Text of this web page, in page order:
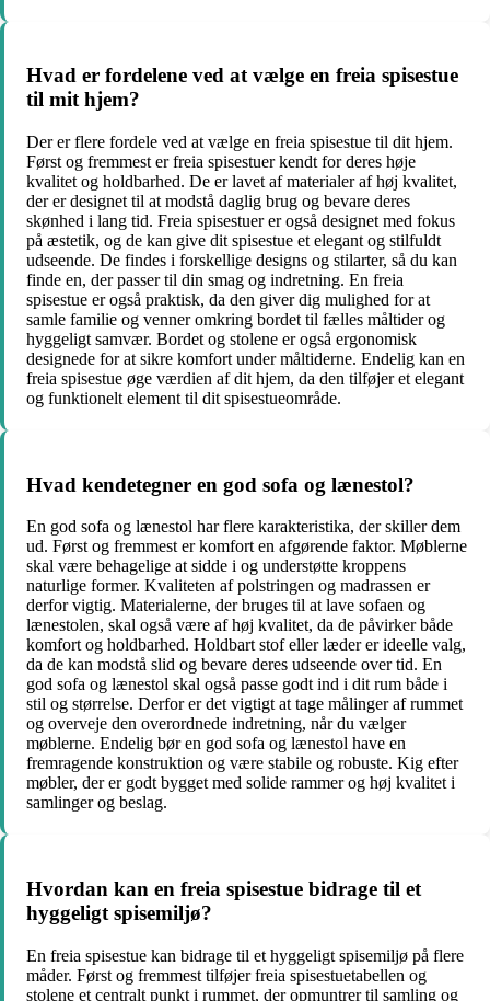
Hvad er fordelene ved at vælge en freia spisestue
til mit hjem?
Der er flere fordele ved at vælge en freia spisestue til dit hjem.
Først og fremmest er freia spisestuer kendt for deres høje
kvalitet og holdbarhed. De er lavet af materialer af høj kvalitet,
der er designet til at modstå daglig brug og bevare deres
skønhed i lang tid. Freia spisestuer er også designet med fokus
på æstetik, og de kan give dit spisestue et elegant og stilfuldt
udseende. De findes i forskellige designs og stilarter, så du kan
finde en, der passer til din smag og indretning. En freia
spisestue er også praktisk, da den giver dig mulighed for at
samle familie og venner omkring bordet til fælles måltider og
hyggeligt samvær. Bordet og stolene er også ergonomisk
designede for at sikre komfort under måltiderne. Endelig kan en
freia spisestue øge værdien af dit hjem, da den tilføjer et elegant
og funktionelt element til dit spisestueområde.
Hvad kendetegner en god sofa og lænestol?
En god sofa og lænestol har flere karakteristika, der skiller dem
ud. Først og fremmest er komfort en afgørende faktor. Møblerne
skal være behagelige at sidde i og understøtte kroppens
naturlige former. Kvaliteten af ​​polstringen og madrassen er
derfor vigtig. Materialerne, der bruges til at lave sofaen og
lænestolen, skal også være af høj kvalitet, da de påvirker både
komfort og holdbarhed. Holdbart stof eller læder er ideelle valg,
da de kan modstå slid og bevare deres udseende over tid. En
god sofa og lænestol skal også passe godt ind i dit rum både i
stil og størrelse. Derfor er det vigtigt at tage målinger af rummet
og overveje den overordnede indretning, når du vælger
møblerne. Endelig bør en god sofa og lænestol have en
fremragende konstruktion og være stabile og robuste. Kig efter
møbler, der er godt bygget med solide rammer og høj kvalitet i
samlinger og beslag.
Hvordan kan en freia spisestue bidrage til et
hyggeligt spisemiljø?
En freia spisestue kan bidrage til et hyggeligt spisemiljø på flere
måder. Først og fremmest tilføjer freia spisestuetabellen og
stolene et centralt punkt i rummet, der opmuntrer til samling og